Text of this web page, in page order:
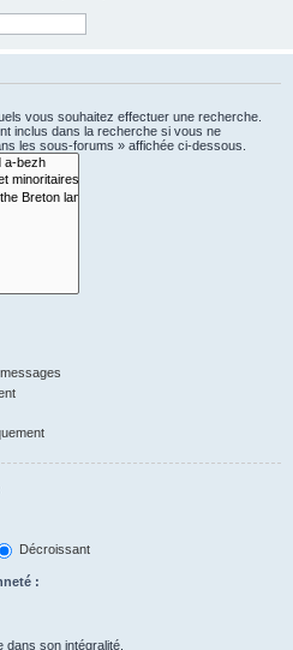
vous souhaitez effectuer une recherche.
inclus dans la recherche si vous ne
les sous-forums » affichée ci-dessous.
Décroissant
:
son intégralité.